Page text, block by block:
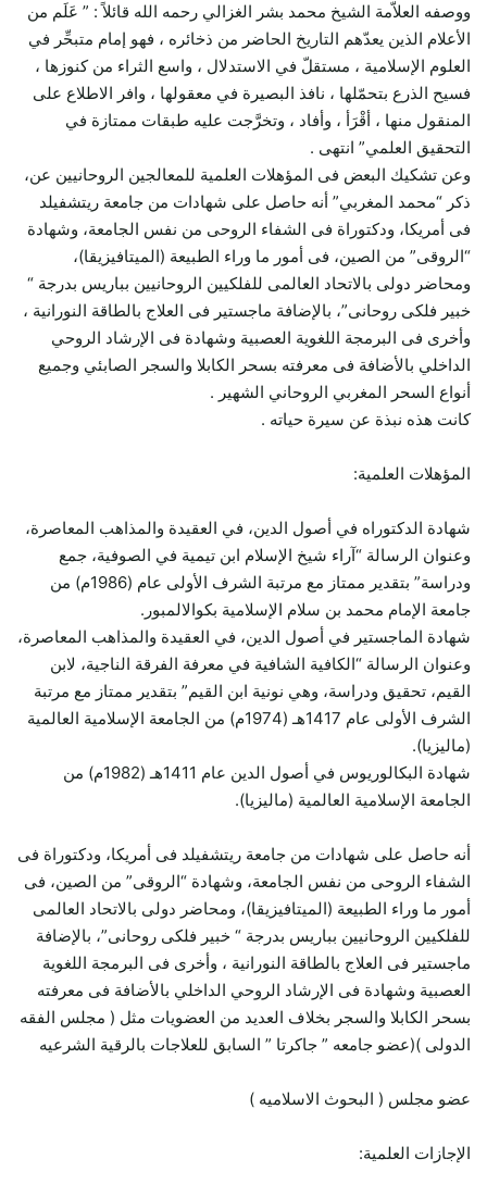
ووصفه العلاّمة الشيخ محمد بشر الغزالي رحمه الله قائلاً : ” عَلَم من
الأعلام الذين يعدّهم التاريخ الحاضر من ذخائره ، فهو إمام متبحِّر في
العلوم الإسلامية ، مستقلّ في الاستدلال ، واسع الثراء من كنوزها ،
فسيح الذرع بتحمّلها ، نافذ البصيرة في معقولها ، وافر الاطلاع على
المنقول منها ، أقْرَأ ، وأفاد ، وتخرَّجت عليه طبقات ممتازة في
التحقيق العلمي” انتهى .
وعن تشكيك البعض فى المؤهلات العلمية للمعالجين الروحانيين عن،
ذكر “محمد المغربي” أنه حاصل على شهادات من جامعة ريتشفيلد
فى أمريكا، ودكتوراة فى الشفاء الروحى من نفس الجامعة، وشهادة
“الروقى” من الصين، فى أمور ما وراء الطبيعة (الميتافيزيقا)،
ومحاضر دولى بالاتحاد العالمى للفلكيين الروحانيين بباريس بدرجة “
خبير فلكى روحانى”، بالإضافة ماجستير فى العلاج بالطاقة النورانية ،
وأخرى فى البرمجة اللغوية العصبية وشهادة فى الإرشاد الروحي
الداخلي بالأضافة فى معرفته بسحر الكابلا والسجر الصابئي وجميع
أنواع السحر المغربي الروحاني الشهير .
كانت هذه نبذة عن سيرة حياته .
المؤهلات العلمية:
شهادة الدكتوراه في أصول الدين، في العقيدة والمذاهب المعاصرة،
وعنوان الرسالة “آراء شيخ الإسلام ابن تيمية في الصوفية، جمع
ودراسة” بتقدير ممتاز مع مرتبة الشرف الأولى عام (1986م) من
جامعة الإمام محمد بن سلام الإسلامية بكوالالمبور.
شهادة الماجستير في أصول الدين، في العقيدة والمذاهب المعاصرة،
وعنوان الرسالة “الكافية الشافية في معرفة الفرقة الناجية، لابن
القيم، تحقيق ودراسة، وهي نونية ابن القيم” بتقدير ممتاز مع مرتبة
الشرف الأولى عام 1417هـ (1974م) من الجامعة الإسلامية العالمية
(ماليزيا).
شهادة البكالوريوس في أصول الدين عام 1411هـ (1982م) من
الجامعة الإسلامية العالمية (ماليزيا).
أنه حاصل على شهادات من جامعة ريتشفيلد فى أمريكا، ودكتوراة فى
الشفاء الروحى من نفس الجامعة، وشهادة “الروقى” من الصين، فى
أمور ما وراء الطبيعة (الميتافيزيقا)، ومحاضر دولى بالاتحاد العالمى
للفلكيين الروحانيين بباريس بدرجة “ خبير فلكى روحانى”، بالإضافة
ماجستير فى العلاج بالطاقة النورانية ، وأخرى فى البرمجة اللغوية
العصبية وشهادة فى الإرشاد الروحي الداخلي بالأضافة فى معرفته
بسحر الكابلا والسجر بخلاف العديد من العضويات مثل ( مجلس الفقه
الدولى )(عضو جامعه ” جاكرتا ” السابق للعلاجات بالرقية الشرعيه
عضو مجلس ( البحوث الاسلاميه )
الإجازات العلمية: